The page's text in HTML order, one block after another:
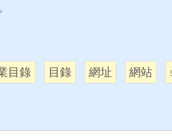
目錄 目錄 網址 網站